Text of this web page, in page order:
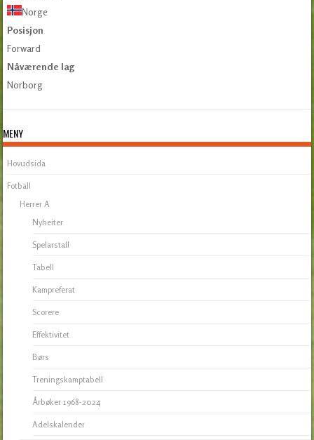
Norge
Posisjon
Forward
Nåværende lag
Norborg
MENY
Hovudsida
Fotball
Herrer A
Nyheiter
Spelarstall
Tabell
Kampreferat
Scorere
Effektivitet
Børs
Treningskamptabell
Årbøker 1968-2024
Adelskalender